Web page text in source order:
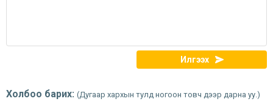
Илгээх
Холбоо барих: (Дугаар хархын тулд ногоон товч дээр дарна уу.)